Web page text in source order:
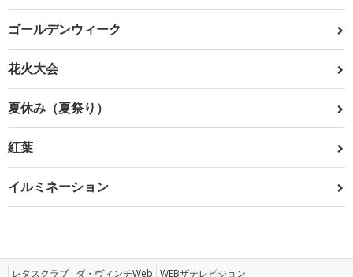
ゴールデンウィーク
花火大会
夏休み（夏祭り）
紅葉
イルミネーション
レタスクラブ ダ・ヴィンチWeb WEBザテレビジョン